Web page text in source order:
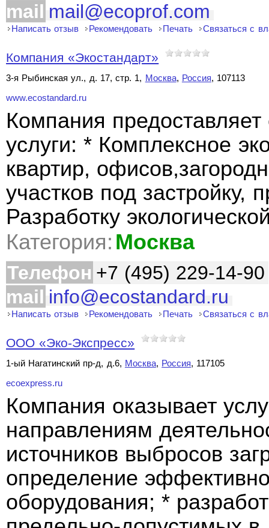
mail mail@ecoprof.com
Написать отзыв Рекомендовать Печать Связаться с
Компания «Экостандарт»
3-я Рыбинская ул., д. 17, стр. 1, Москва, Россия, 107113
www.ecostandard.ru
Компания
услуги: * Комплексное
квартир,
участков под
Разработку
Категория: Москва
Телефон +7 (495) 229-14-90
mail info@ecostandard.ru
Написать отзыв Рекомендовать Печать Связаться с
ООО «Эко-Экспресс»
1-ый Нагатинский пр-д, д.6, Москва, Россия, 117105
ecoexpress.ru
Компания оказывает
направлениям
источников выбросов
определение
оборудования; *